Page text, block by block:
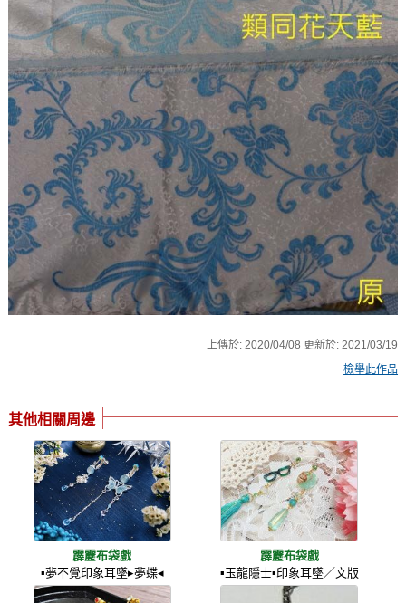
上傳於: 2020/04/08 更新於: 2021/03/19
檢舉此作品
其他相關周邊
霹靂布袋戲
▪夢不覺印象耳墜▸夢蝶◂
霹靂布袋戲
▪玉龍隱士▪印象耳墜／文版